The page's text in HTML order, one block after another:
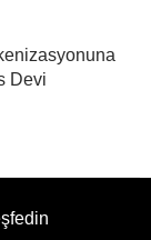
Devi